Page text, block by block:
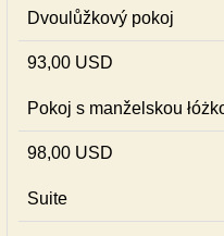
Dvoulůžkový pokoj
93,00 USD
Pokoj s manželskou
98,00 USD
Suite